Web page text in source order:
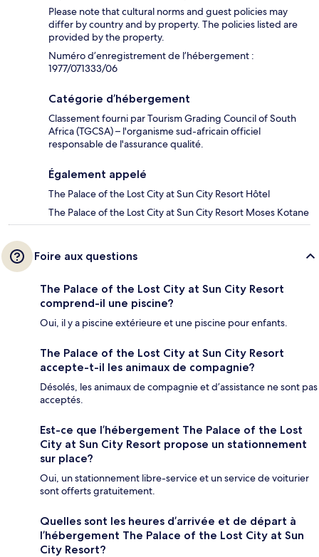
Please note that cultural norms and guest policies may
differ by country and by property. The policies listed are
provided by the property.
Numéro d’enregistrement de l’hébergement :
1977/071333/06
Catégorie d’hébergement
Classement fourni par Tourism Grading Council of South
Africa (TGCSA) – l'organisme sud-africain officiel
responsable de l'assurance qualité.
Également appelé
The Palace of the Lost City at Sun City Resort Hôtel
The Palace of the Lost City at Sun City Resort Moses Kotane
Foire aux questions
The Palace of the Lost City at Sun City Resort
comprend-il une piscine?
Oui, il y a piscine extérieure et une piscine pour enfants.
The Palace of the Lost City at Sun City Resort
accepte-t-il les animaux de compagnie?
Désolés, les animaux de compagnie et d’assistance ne sont pas
acceptés.
Est-ce que l’hébergement The Palace of the Lost
City at Sun City Resort propose un stationnement
sur place?
Oui, un stationnement libre-service et un service de voiturier
sont offerts gratuitement.
Quelles sont les heures d’arrivée et de départ à
l’hébergement The Palace of the Lost City at Sun
City Resort?